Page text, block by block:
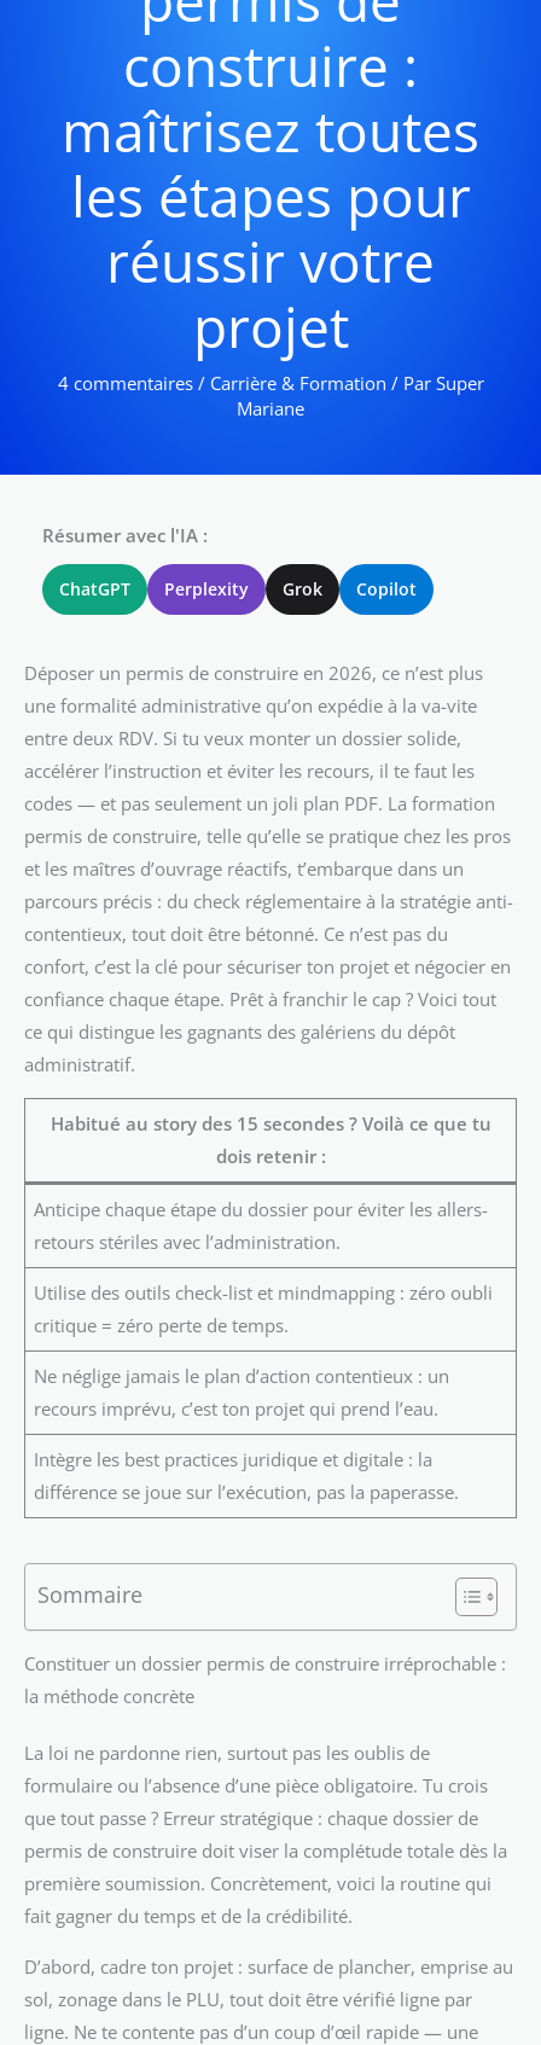
construire :
maîtrisez toutes
les étapes pour
réussir votre
projet
4 commentaires / Carrière & Formation / Par Super
Mariane
Résumer avec l'IA :
ChatGPT Perplexity Grok Copilot
Déposer un permis de construire en 2026, ce n’est plus
une formalité administrative qu’on expédie à la va-vite
entre deux RDV. Si tu veux monter un dossier solide,
accélérer l’instruction et éviter les recours, il te faut les
codes — et pas seulement un joli plan PDF. La formation
permis de construire, telle qu’elle se pratique chez les pros
et les maîtres d’ouvrage réactifs, t’embarque dans un
parcours précis : du check réglementaire à la stratégie anti-
contentieux, tout doit être bétonné. Ce n’est pas du
confort, c’est la clé pour sécuriser ton projet et négocier en
confiance chaque étape. Prêt à franchir le cap ? Voici tout
ce qui distingue les gagnants des galériens du dépôt
administratif.
Habitué au story des 15 secondes ? Voilà ce que tu
dois retenir :
Anticipe chaque étape du dossier pour éviter les allers-
retours stériles avec l’administration.
Utilise des outils check-list et mindmapping : zéro oubli
critique = zéro perte de temps.
Ne néglige jamais le plan d’action contentieux : un
recours imprévu, c’est ton projet qui prend l’eau.
Intègre les best practices juridique et digitale : la
différence se joue sur l’exécution, pas la paperasse.
Sommaire
Constituer un dossier permis de construire irréprochable :
la méthode concrète
La loi ne pardonne rien, surtout pas les oublis de
formulaire ou l’absence d’une pièce obligatoire. Tu crois
que tout passe ? Erreur stratégique : chaque dossier de
permis de construire doit viser la complétude totale dès la
première soumission. Concrètement, voici la routine qui
fait gagner du temps et de la crédibilité.
D’abord, cadre ton projet : surface de plancher, emprise au
sol, zonage dans le PLU, tout doit être vérifié ligne par
ligne. Ne te contente pas d’un coup d’œil rapide — une